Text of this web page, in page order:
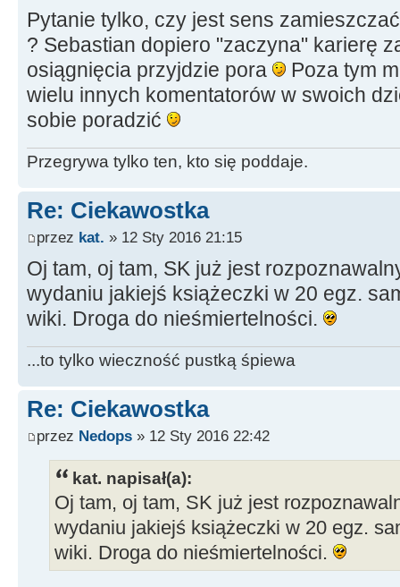
Pytanie tylko, czy jest sens
? Sebastian dopiero "zaczyna" karierę
osiągnięcia przyjdzie pora
Poza tym
wielu innych komentatorów w swoich
sobie poradzić
Przegrywa tylko ten, kto się poddaje.
Re: Ciekawostka
przez kat. » 12 Sty 2016 21:15
Oj tam, oj tam, SK już jest
wydaniu jakiejś książeczki w 20 egz.
wiki. Droga do nieśmiertelności.
...to tylko wieczność pustką śpiewa
Re: Ciekawostka
przez Nedops » 12 Sty 2016 22:42
kat. napisał(a):
Oj tam, oj tam, SK już jest
wydaniu jakiejś książeczki w 20 egz.
wiki. Droga do nieśmiertelności.